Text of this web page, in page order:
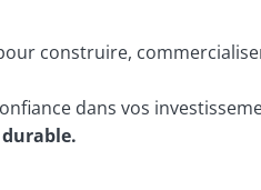
construire,
dans vos